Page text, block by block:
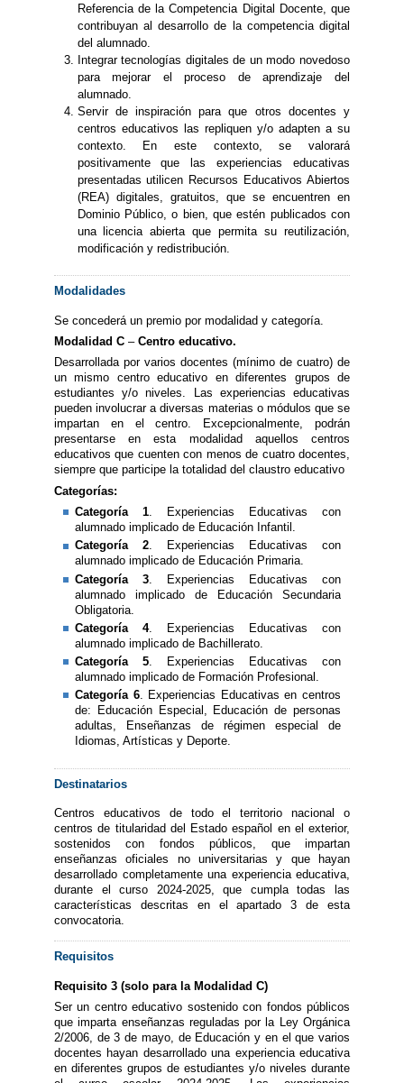
Referencia de la Competencia Digital Docente, que
contribuyan al desarrollo de la competencia digital
del alumnado.
Integrar tecnologías digitales de un modo novedoso
para mejorar el proceso de aprendizaje del
alumnado.
Servir de inspiración para que otros docentes y
centros educativos las repliquen y/o adapten a su
contexto. En este contexto, se valorará
positivamente que las experiencias educativas
presentadas utilicen Recursos Educativos Abiertos
(REA) digitales, gratuitos, que se encuentren en
Dominio Público, o bien, que estén publicados con
una licencia abierta que permita su reutilización,
modificación y redistribución.
Modalidades
Se concederá un premio por modalidad y categoría.
Modalidad C – Centro educativo.
Desarrollada por varios docentes (mínimo de cuatro) de
un mismo centro educativo en diferentes grupos de
estudiantes y/o niveles. Las experiencias educativas
pueden involucrar a diversas materias o módulos que se
impartan en el centro. Excepcionalmente, podrán
presentarse en esta modalidad aquellos centros
educativos que cuenten con menos de cuatro docentes,
siempre que participe la totalidad del claustro educativo
Categorías:
Categoría 1. Experiencias Educativas con
alumnado implicado de Educación Infantil.
Categoría 2. Experiencias Educativas con
alumnado implicado de Educación Primaria.
Categoría 3. Experiencias Educativas con
alumnado implicado de Educación Secundaria
Obligatoria.
Categoría 4. Experiencias Educativas con
alumnado implicado de Bachillerato.
Categoría 5. Experiencias Educativas con
alumnado implicado de Formación Profesional.
Categoría 6. Experiencias Educativas en centros
de: Educación Especial, Educación de personas
adultas, Enseñanzas de régimen especial de
Idiomas, Artísticas y Deporte.
Destinatarios
Centros educativos de todo el territorio nacional o
centros de titularidad del Estado español en el exterior,
sostenidos con fondos públicos, que impartan
enseñanzas oficiales no universitarias y que hayan
desarrollado completamente una experiencia educativa,
durante el curso 2024-2025, que cumpla todas las
características descritas en el apartado 3 de esta
convocatoria.
Requisitos
Requisito 3 (solo para la Modalidad C)
Ser un centro educativo sostenido con fondos públicos
que imparta enseñanzas reguladas por la Ley Orgánica
2/2006, de 3 de mayo, de Educación y en el que varios
docentes hayan desarrollado una experiencia educativa
en diferentes grupos de estudiantes y/o niveles durante